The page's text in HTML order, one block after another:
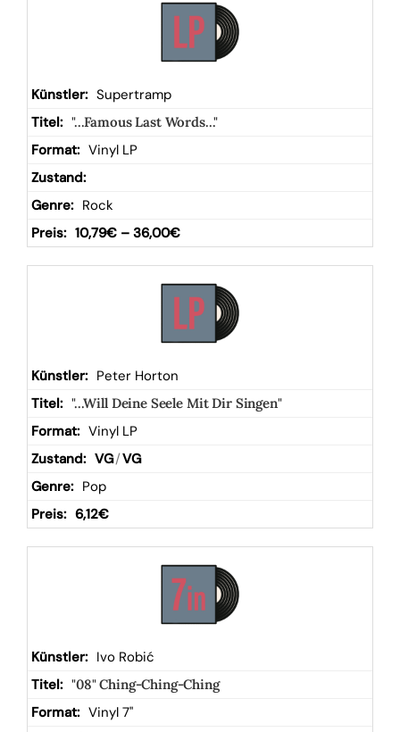
Supertramp
"...Famous Last Words..."
Vinyl LP
Rock
10,79€ – 36,00€
Peter Horton
"...Will Deine Seele Mit Dir Singen"
Vinyl LP
VG/VG
Pop
6,12€
Ivo Robić
"08" Ching-Ching-Ching
Vinyl 7"